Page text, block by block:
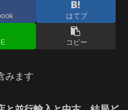
はてブ
コピー
みます